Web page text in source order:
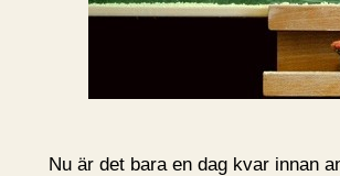
Nu är det bara en dag kvar innan